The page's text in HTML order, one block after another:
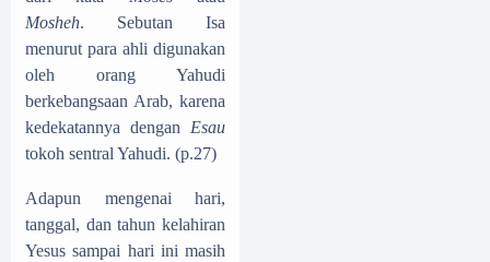
Mosheh. Sebutan Isa
menurut para ahli digunakan
oleh orang Yahudi
berkebangsaan Arab, karena
kedekatannya dengan Esau
tokoh sentral Yahudi. (p.27)
Adapun mengenai hari,
tanggal, dan tahun kelahiran
Yesus sampai hari ini masih